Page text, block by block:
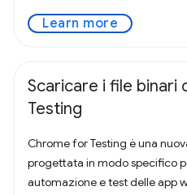
Learn more
Scaricare i file binari
Testing
Chrome for Testing è una
progettata in modo specifico
automazione e test delle app